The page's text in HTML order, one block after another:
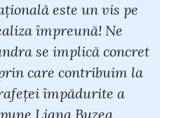
este un vis pe
împreună! Ne
se implică concret
care contribuim la
împădurite a
Liana Buzea,